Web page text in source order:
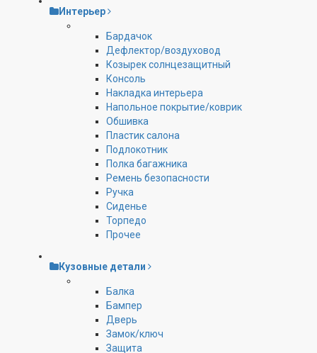
Интерьер
Бардачок
Дефлектор/воздуховод
Козырек солнцезащитный
Консоль
Накладка интерьера
Напольное покрытие/коврик
Обшивка
Пластик салона
Подлокотник
Полка багажника
Ремень безопасности
Ручка
Сиденье
Торпедо
Прочее
Кузовные детали
Балка
Бампер
Дверь
Замок/ключ
Защита